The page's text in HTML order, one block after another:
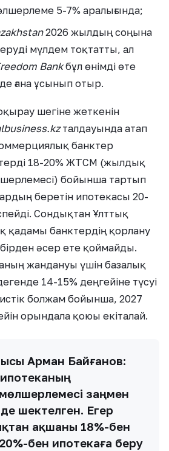
5-7% аралығында;
2026 жылдың соңына
мүлдем тоқтатты, ал
Bankбұл өнімді өте
ғана ұсынып отыр.
шегіне жеткенін
талдауында атап
банктер
18-20% ЖТСМ (жылдық
бойынша тартып
беретін ипотекасы 20-
Сондықтан Ұлттық
қадамы банктердің қорлану
әсер ете қоймайды.
жандануы үшін базалық
14-15% деңгейіне түсуі
болжам бойынша, 2027
орындала қоюы екіталай.
Арман Байғанов:
ипотеканың
заңмен
шектелген. Егер
ақшаны 18%-бен
бен ипотекаға беру